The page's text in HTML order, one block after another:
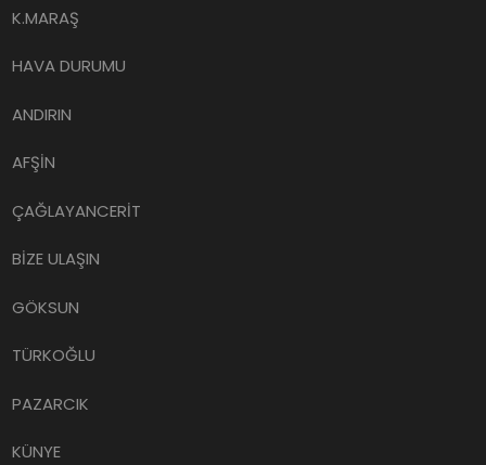
K.MARAŞ
HAVA DURUMU
ANDIRIN
AFŞİN
ÇAĞLAYANCERİT
BİZE ULAŞIN
GÖKSUN
TÜRKOĞLU
PAZARCIK
KÜNYE